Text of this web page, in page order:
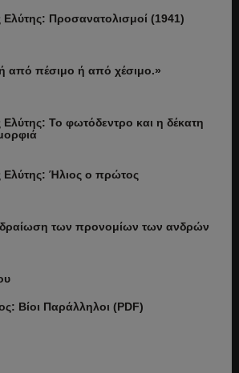
Προσανατολισμοί (1941)
από πέσιμο ή από χέσιμο.»
Το φωτόδεντρο και η δέκατη
Ήλιος ο πρώτος
των προνομίων των ανδρών
Βίοι Παράλληλοι (PDF)